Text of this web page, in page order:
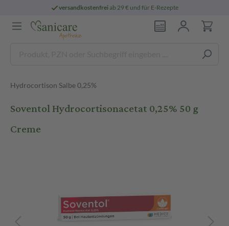
versandkostenfreiab 29 € und für E-Rezepte
Hydrocortison Salbe 0,25%
Soventol Hydrocortisonacetat 0,25% 50 g
Creme